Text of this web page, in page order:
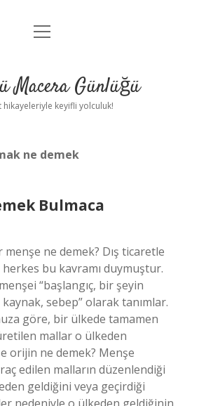
Anasayfa
Yasal Uyarı
menüyü
Macera Günlüğü
hikayeleriyle keyifli yolculuk!
ne demek
Bulmaca
menşe ne demek? Dış ticaretle
bu kavramı duymuştur.
“başlangıç, bir şeyin
sebep” olarak tanımlar.
göre, bir ülkede tamamen
mallar o ülkeden
orijin ne demek? Menşe
edilen malların düzenlendiği
geldiğini veya geçirdiği